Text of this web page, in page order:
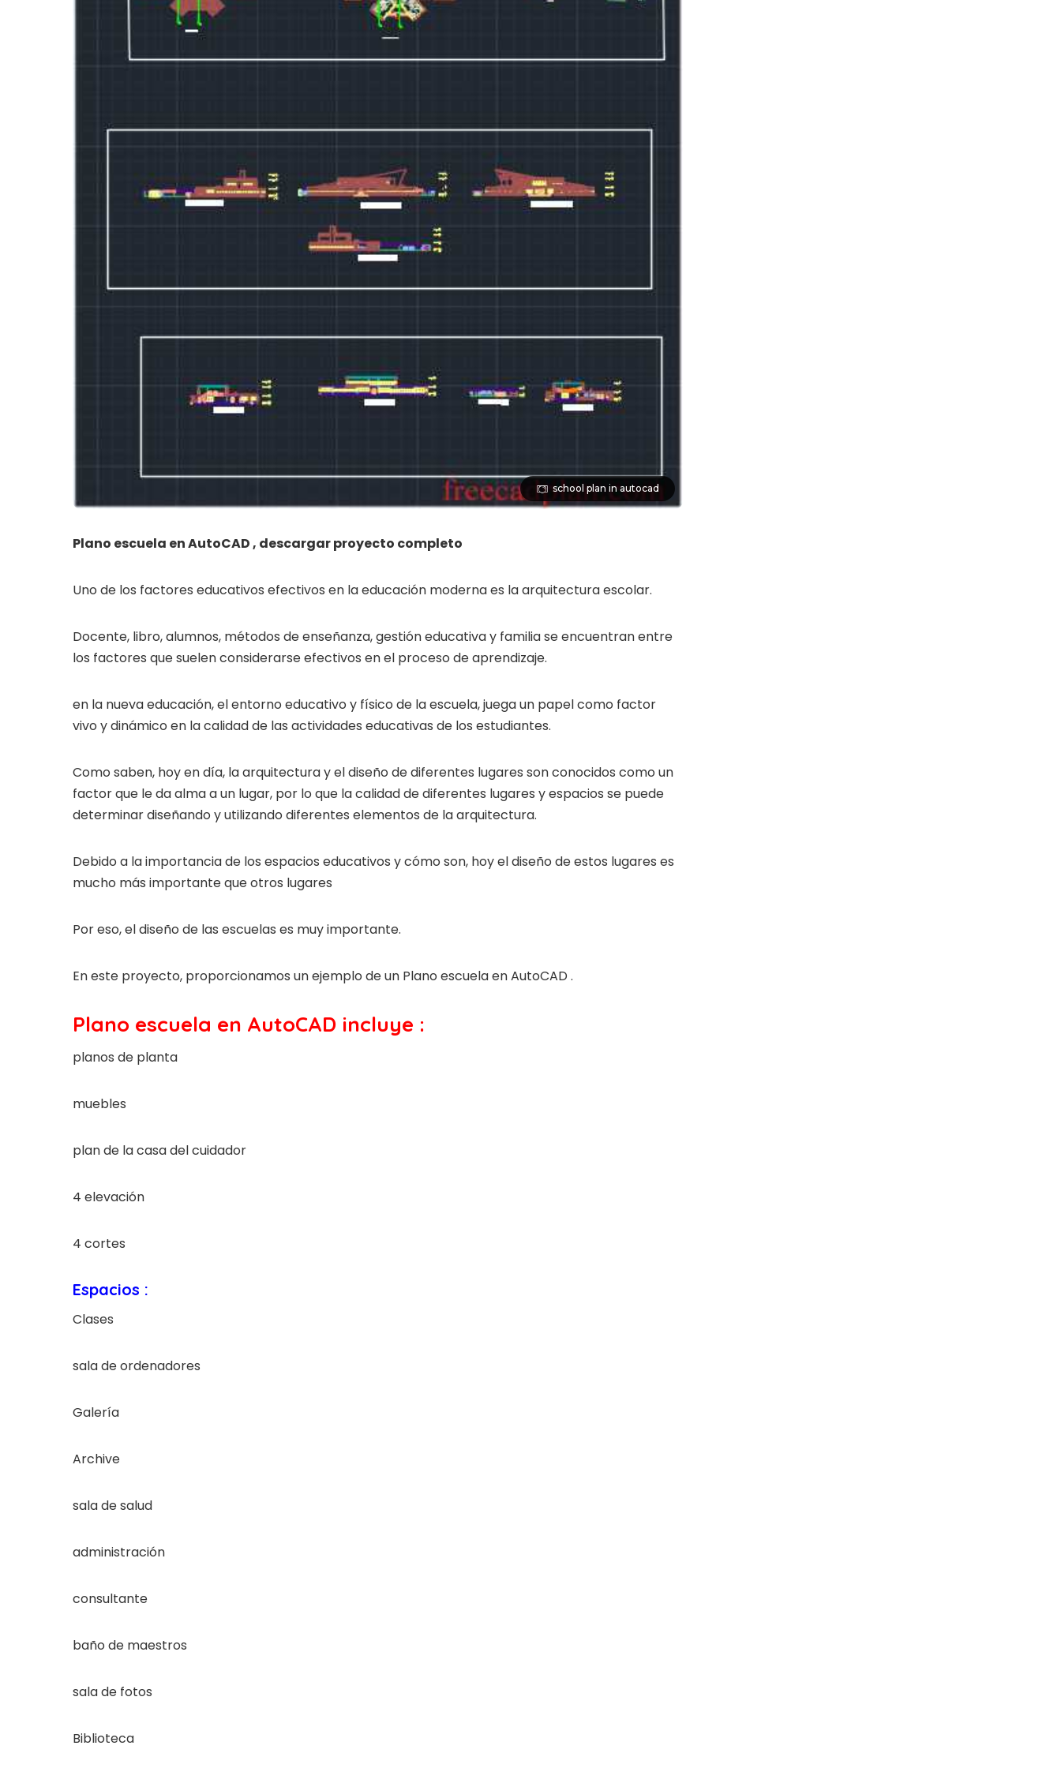
school plan in autocad
Plano escuela en AutoCAD , descargar proyecto completo
Uno de los factores educativos efectivos en la educación moderna es la arquitectura escolar.
Docente, libro, alumnos, métodos de enseñanza, gestión educativa y familia se encuentran entre
los factores que suelen considerarse efectivos en el proceso de aprendizaje.
en la nueva educación, el entorno educativo y físico de la escuela, juega un papel como factor
vivo y dinámico en la calidad de las actividades educativas de los estudiantes.
Como saben, hoy en día, la arquitectura y el diseño de diferentes lugares son conocidos como un
factor que le da alma a un lugar, por lo que la calidad de diferentes lugares y espacios se puede
determinar diseñando y utilizando diferentes elementos de la arquitectura.
Debido a la importancia de los espacios educativos y cómo son, hoy el diseño de estos lugares es
mucho más importante que otros lugares
Por eso, el diseño de las escuelas es muy importante.
En este proyecto, proporcionamos un ejemplo de un Plano escuela en AutoCAD .
Plano escuela en AutoCAD incluye :
planos de planta
muebles
plan de la casa del cuidador
4 elevación
4 cortes
Espacios :
Clases
sala de ordenadores
Galería
Archive
sala de salud
administración
consultante
baño de maestros
sala de fotos
Biblioteca